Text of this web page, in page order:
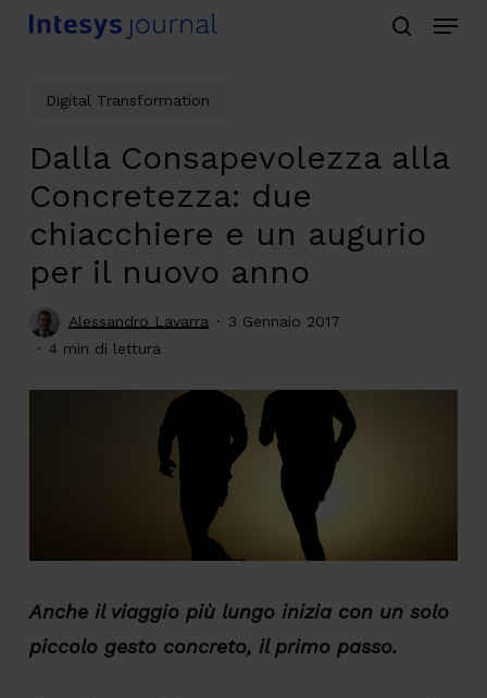
Skip
Menu
Digital Transformation
Dalla Consapevolezza alla
Concretezza: due
chiacchiere e un augurio
per il nuovo anno
Alessandro Lavarra
3 Gennaio 2017
4 min di lettura
Anche il viaggio più lungo inizia con un solo
piccolo gesto concreto, il primo passo.